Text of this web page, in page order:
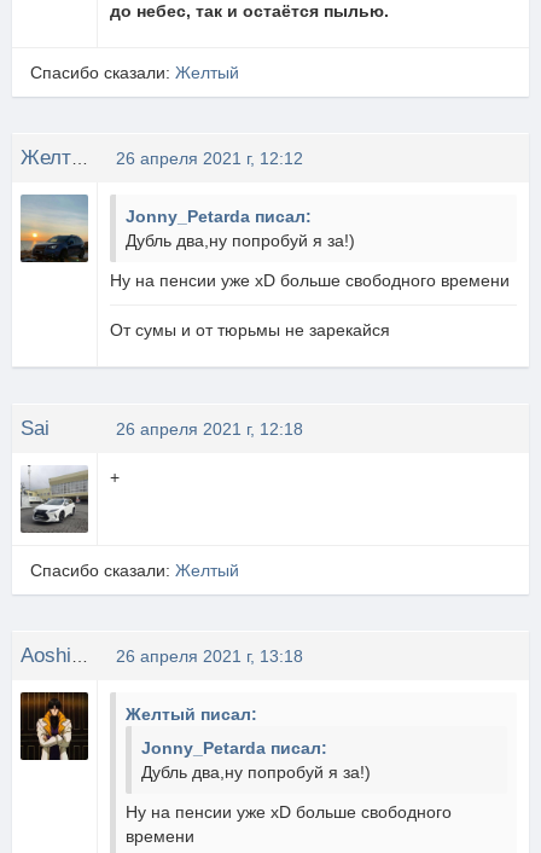
до небес, так и остаётся пылью.
Спасибо сказали: Желтый
26 апреля 2021 г, 12:12
Jonny_Petarda писал:
Дубль два,ну попробуй я за!)
Ну на пенсии уже xD больше свободного времени
От сумы и от тюрьмы не зарекайся
Sai 26 апреля 2021 г, 12:18
+
Спасибо сказали: Желтый
26 апреля 2021 г, 13:18
Желтый писал:
Jonny_Petarda писал:
Дубль два,ну попробуй я за!)
Ну на пенсии уже xD больше свободного
времени